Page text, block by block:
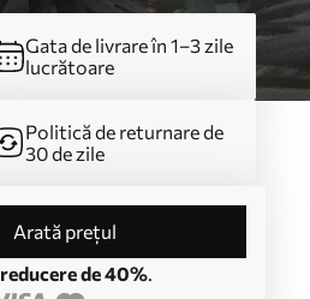
Gata de livrare în 1–3 zile
lucrătoare
Politică de returnare de
30 de zile
Arată prețul
reducere de 40%.